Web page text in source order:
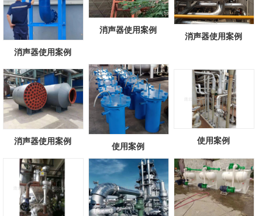
消声器使用案例
消声器使用案例
消声器使用案例
消声器使用案例
使用案例
使用案例